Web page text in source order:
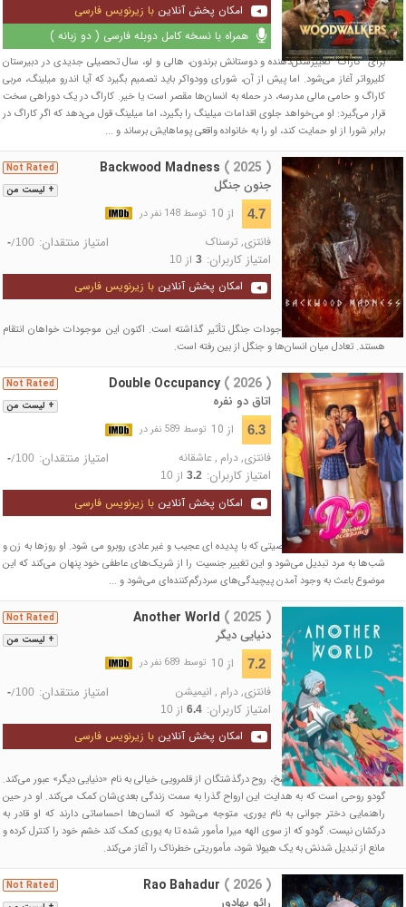
امکان پخش آنلاین با زیرنویس فارسی
همراه با نسخه کامل دوبله فارسی ( دو زبانه )
برای "کاراگ" تغییرشکل‌دهنده و دوستانش برندون، هالی و لو، سال تحصیلی جدیدی در دبیرستان
کلیرواتر آغاز می‌شود. اما پیش از آن، شورای وودواکر باید تصمیم بگیرد که آیا اندرو میلینگ، مربی
کاراگ و حامی مالی مدرسه، در حمله به انسان‌ها مقصر است یا خیر. کاراگ در یک دوراهی سخت
قرار می‌گیرد: او می‌خواهد جلوی اقدامات میلینگ را بگیرد، اما میلینگ قول می‌دهد که اگر کاراگ در
برابر شورا از او حمایت کند، او را به خانواده واقعی پوماهایش برساند و ...
+ لیست من
Not Rated Backwood Madness ( 2025 )
جنون جنگل
4.7 از 10 توسط 148 نفر در
فانتزی, ترسناک امتیاز منتقدان: -/100
امتیاز کاربران: 3از 10
امکان پخش آنلاین با زیرنویس فارسی
جنگ میان انسان‌ها بر موجودات جنگل تأثیر گذاشته است. اکنون این موجودات خواهان انتقام
هستند. تعادل میان انسان‌ها و جنگل از بین رفته است.
+ لیست من
Not Rated Double Occupancy ( 2026 )
اتاق دو نفره
6.3 از 10 توسط 589 نفر در
فانتزی,درام ,عاشقانه امتیاز منتقدان: -/100
امتیاز کاربران: 3.2از 10
امکان پخش آنلاین با زیرنویس فارسی
فیلم داستان "راجینی" شخصیتی که با پدیده ای عجیب و غیر عادی روبرو می شود. او روزها به زن و
شب‌ها به مرد تبدیل می‌شود و این تغییر جنسیت را از شریک‌های عاطفی خود پنهان می‌کند که این
موضوع باعث به وجود آمدن پیچیدگی‌های سردرگم‌کننده‌ای می‌شود و ...
+ لیست من
Not Rated Another World ( 2025 )
دنیایی دیگر
7.2 از 10 توسط 689 نفر در
فانتزی, درام , انیمیشن امتیاز منتقدان: -/100
امتیاز کاربران: 6.4از 10
امکان پخش آنلاین با زیرنویس فارسی
پس از مرگ و پیش از تناسخ، روح درگذشتگان از قلمرویی خیالی به نام «دنیایی دیگر» عبور می‌کند.
گودو روحی است که به هدایت این ارواح گذرا به سمت زندگی بعدی‌شان کمک می‌کند. او در حین
راهنمایی دختر جوانی به نام یوری، متوجه می‌شود که انسان‌ها احساساتی دارند که او قادر به
درکشان نیست. گودو که از سوی الهه میرا مأمور شده تا به یوری کمک کند خشم خود را کنترل کرده و
مانع از تبدیل شدنش به یک هیولا شود، مأموریتی خطرناک را آغاز می‌کند.
Not Rated Rao Bahadur ( 2026 )
رائو بهادور